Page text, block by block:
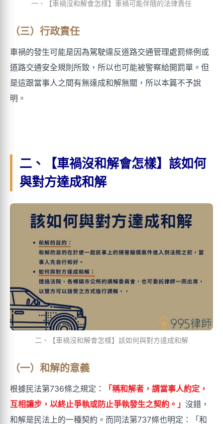
一、【車禍沒和解會怎樣】車禍可能伴隨的法律責任
（三）行政責任
車禍的發生可能是因為駕駛違反道路交通管理處罰條例或
道路交通安全規則所致，所以也可能被警察給開罰單。但
是這跟當事人之間有無達成和解無關，所以本篇不予說
明。
二、【車禍沒和解會怎樣】該如何
與對方達成和解
二、【車禍沒和解會怎樣】該如何與對方達成和解
（一）和解的意義
根據民法第736條之規定：
「稱和解者，謂當事人約定，
互相讓步，以終止爭執或防止爭執發生之契約。」 沒錯，
和解是民法上的一種契約。而同法第737條也明定：「和